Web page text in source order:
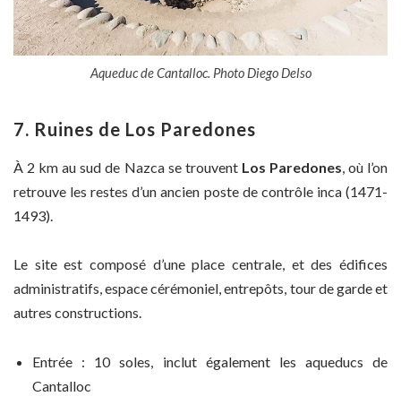
Aqueduc de Cantalloc. Photo Diego Delso
7. Ruines de Los Paredones
À 2 km au sud de Nazca se trouvent Los Paredones, où l’on
retrouve les restes d’un ancien poste de contrôle inca (1471-
1493).
Le site est composé d’une place centrale, et des édifices
administratifs, espace cérémoniel, entrepôts, tour de garde et
autres constructions.
Entrée : 10 soles, inclut également les aqueducs de
Cantalloc